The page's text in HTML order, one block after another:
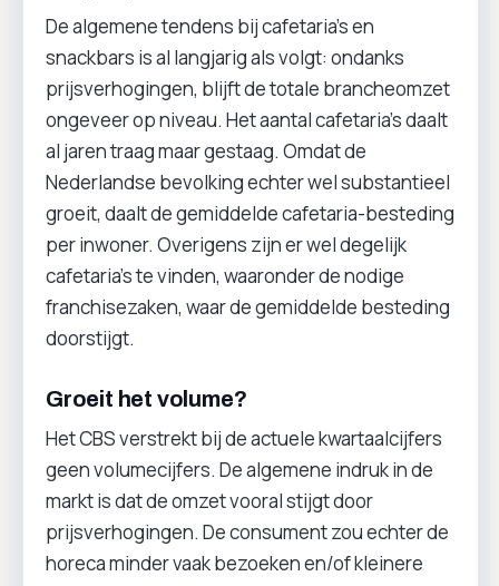
De algemene tendens bij cafetaria’s en
snackbars is al langjarig als volgt: ondanks
prijsverhogingen, blijft de totale brancheomzet
ongeveer op niveau. Het aantal cafetaria’s daalt
al jaren traag maar gestaag. Omdat de
Nederlandse bevolking echter wel substantieel
groeit, daalt de gemiddelde cafetaria-besteding
per inwoner. Overigens zijn er wel degelijk
cafetaria’s te vinden, waaronder de nodige
franchisezaken, waar de gemiddelde besteding
doorstijgt.
Groeit het volume?
Het CBS verstrekt bij de actuele kwartaalcijfers
geen volumecijfers. De algemene indruk in de
markt is dat de omzet vooral stijgt door
prijsverhogingen. De consument zou echter de
horeca minder vaak bezoeken en/of kleinere